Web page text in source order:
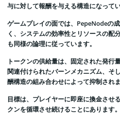
与に対して報酬を与える構造になってい
ゲームプレイの面では、PepeNodeの
く、システムの効率性とリソースの配
も同様の論理に従っています。
トークンの供給量は、固定された発行
関連付けられたバーンメカニズム、そ
酬構造の組み合わせによって抑制されま
目標は、プレイヤーに即座に換金させ
クンを循環させ続けることにあります。